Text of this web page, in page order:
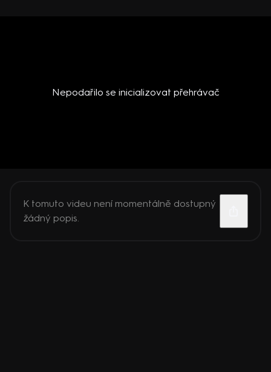
Nepodařilo se inicializovat přehrávač
K tomuto videu není momentálně dostupný
žádný popis.